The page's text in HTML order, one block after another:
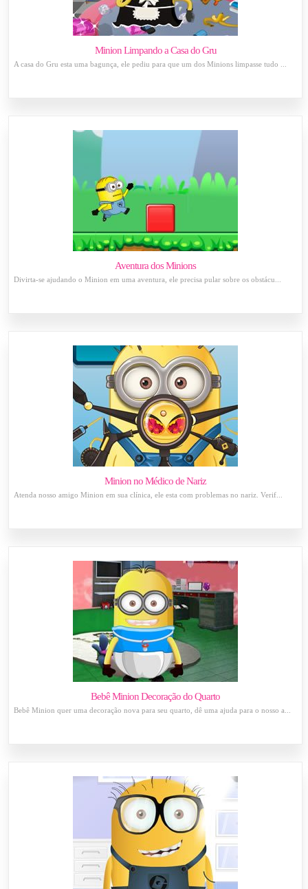
Minion Limpando a Casa do Gru
A casa do Gru esta uma bagunça, ele pediu para que um dos Minions limpasse tudo ...
Aventura dos Minions
Divirta-se ajudando o Minion em uma aventura, ele precisa pular sobre os obstácu...
Minion no Médico de Nariz
Atenda nosso amigo Minion em sua clínica, ele esta com problemas no nariz. Verif...
Bebê Minion Decoração do Quarto
Bebê Minion quer uma decoração nova para seu quarto, dê uma ajuda para o nosso a...